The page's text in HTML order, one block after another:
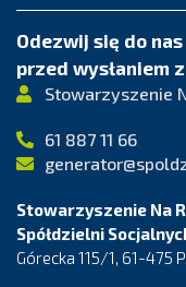
Odezwij się do nas
przed wysłaniem
Stowarzyszenie
61 887 11 66
Stowarzyszenie Na
Spółdzielni
Górecka 115/1, 61-475